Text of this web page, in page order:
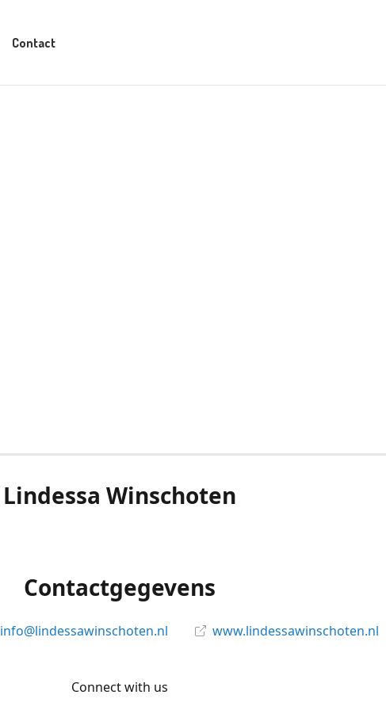
Contact
Lindessa Winschoten
Contactgegevens
info@lindessawinschoten.nl www.lindessawinschoten.nl
Connect with us